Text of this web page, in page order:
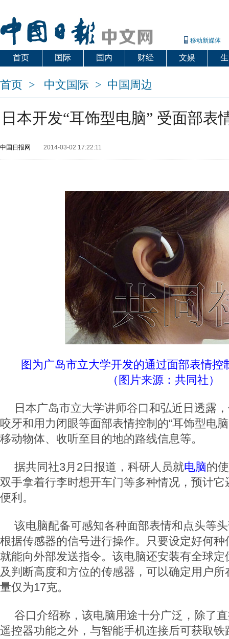
移动新媒体
首页 国际 国内 财经 文娱
首页 > 中文国际 > 中国周边
日本开发“耳饰型电脑” 受面部表
中国日报网 2014-03-02 17:22:11
图为广岛市立大学开发的通过面部表情控
（图片来源：共同社）
日本广岛市立大学讲师谷口和弘近日透露
咬牙和用力闭眼等面部表情控制的“耳饰型电
移动物体、收听至目的地的路线信息等。
据共同社3月2日报道，科研人员就电脑的
双手拿着行李时想开车门等多种情况，预计
便利。
该电脑配备可感知各种面部表情和点头等
根据传感器的信号进行操作。只要设定好何
就能向外部发送指令。该电脑还安装有全球
及判断高度和方位的传感器，可以确定用户
量仅为17克。
谷口介绍称，该电脑用途十分广泛，除了
遥控器功能之外，与智能手机连接后可获取